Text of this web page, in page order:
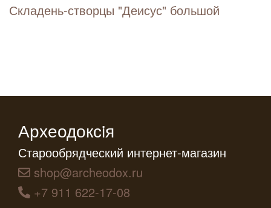
Складень-створцы "Деисус" большой
Археодоксiя
Старообрядческий интернет-магазин
shop@archeodox.ru
+7 911 622-17-08